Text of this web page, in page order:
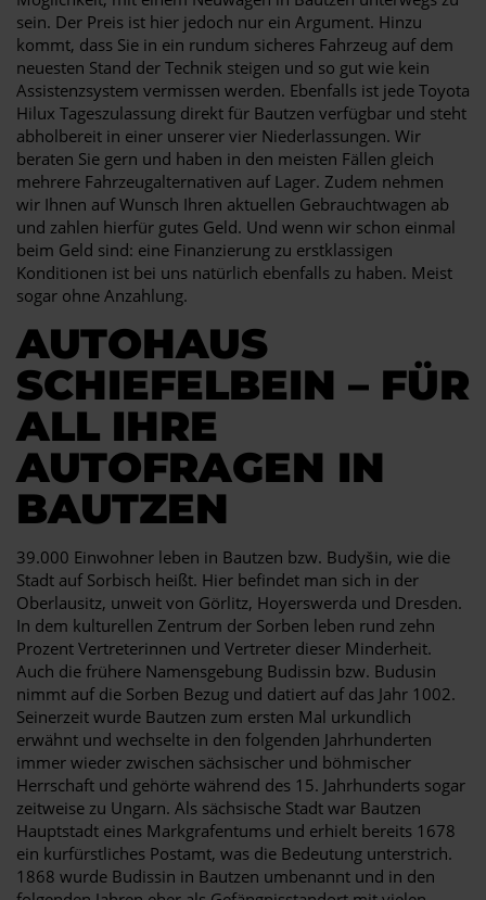
sein. Der Preis ist hier jedoch nur ein Argument. Hinzu
kommt, dass Sie in ein rundum sicheres Fahrzeug auf dem
neuesten Stand der Technik steigen und so gut wie kein
Assistenzsystem vermissen werden. Ebenfalls ist jede Toyota
Hilux Tageszulassung direkt für Bautzen verfügbar und steht
abholbereit in einer unserer vier Niederlassungen. Wir
beraten Sie gern und haben in den meisten Fällen gleich
mehrere Fahrzeugalternativen auf Lager. Zudem nehmen
wir Ihnen auf Wunsch Ihren aktuellen Gebrauchtwagen ab
und zahlen hierfür gutes Geld. Und wenn wir schon einmal
beim Geld sind: eine Finanzierung zu erstklassigen
Konditionen ist bei uns natürlich ebenfalls zu haben. Meist
sogar ohne Anzahlung.
AUTOHAUS
SCHIEFELBEIN – FÜR
ALL IHRE
AUTOFRAGEN IN
BAUTZEN
39.000 Einwohner leben in Bautzen bzw. Budyšin, wie die
Stadt auf Sorbisch heißt. Hier befindet man sich in der
Oberlausitz, unweit von Görlitz, Hoyerswerda und Dresden.
In dem kulturellen Zentrum der Sorben leben rund zehn
Prozent Vertreterinnen und Vertreter dieser Minderheit.
Auch die frühere Namensgebung Budissin bzw. Budusin
nimmt auf die Sorben Bezug und datiert auf das Jahr 1002.
Seinerzeit wurde Bautzen zum ersten Mal urkundlich
erwähnt und wechselte in den folgenden Jahrhunderten
immer wieder zwischen sächsischer und böhmischer
Herrschaft und gehörte während des 15. Jahrhunderts sogar
zeitweise zu Ungarn. Als sächsische Stadt war Bautzen
Hauptstadt eines Markgrafentums und erhielt bereits 1678
ein kurfürstliches Postamt, was die Bedeutung unterstrich.
1868 wurde Budissin in Bautzen umbenannt und in den